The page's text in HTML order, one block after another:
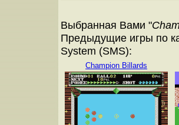
Выбранная Вами "
Предыдущие игры по
System (SMS):
Champion Billards